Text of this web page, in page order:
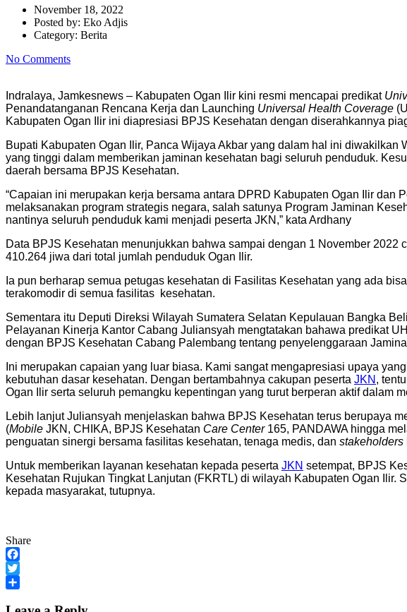
November 18, 2022
Posted by: Eko Adjis
Category: Berita
No Comments
Indralaya, Jamkesnews – Kabupaten Ogan Ilir kini resmi mencapai predikat
Penandatanganan Rencana Kerja dan Launching Universal Health Coverage
Kabupaten Ogan Ilir ini diapresiasi BPJS Kesehatan dengan diserahkannya
Bupati Kabupaten Ogan Ilir, Panca Wijaya Akbar yang dalam hal ini
yang tinggi dalam memberikan jaminan kesehatan bagi seluruh penduduk.
daerah bersama BPJS Kesehatan.
“Capaian ini merupakan kerja bersama antara DPRD Kabupaten Ogan Ilir
melaksanakan program strategis negara, salah satunya Program Jaminan
nantinya seluruh penduduk kami menjadi peserta JKN,” kata Ardhany
Data BPJS Kesehatan menunjukkan bahwa sampai dengan 1 November 2022
410.264 jiwa dari total jumlah penduduk Ogan Ilir.
Ia pun berharap semua petugas kesehatan di Fasilitas Kesehatan yang ada
terakomodir di semua fasilitas kesehatan.
Sementara itu Deputi Direksi Wilayah Sumatera Selatan Kepulauan Bangka
Pelayanan Kinerja Kantor Cabang Juliansyah mengtatakan bahawa predikat
dengan BPJS Kesehatan Cabang Palembang tentang penyelenggaraan
Ini merupakan capaian yang luar biasa. Kami sangat mengapresiasi upaya
kebutuhan dasar kesehatan. Dengan bertambahnya cakupan peserta JKN ,
Ogan Ilir serta seluruh pemangku kepentingan yang turut berperan aktif dalam
Lebih lanjut Juliansyah menjelaskan bahwa BPJS Kesehatan terus berupaya
(Mobile JKN, CHIKA, BPJS Kesehatan Care Center165, PANDAWA hingga
penguatan sinergi bersama fasilitas kesehatan, tenaga medis, dan stakeholders
Untuk memberikan layanan kesehatan kepada peserta JKN setempat, BPJS
Kesehatan Rujukan Tingkat Lanjutan (FKRTL) di wilayah Kabupaten Ogan
kepada masyarakat, tutupnya.
Share
Facebook
Twitter